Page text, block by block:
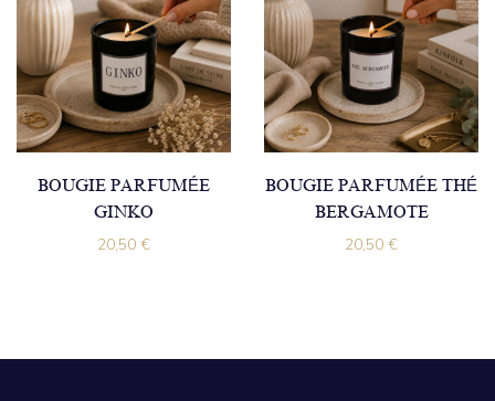
BOUGIE PARFUMÉE
GINKO
20,50 €
BOUGIE PARFUMÉE THÉ
BERGAMOTE
20,50 €